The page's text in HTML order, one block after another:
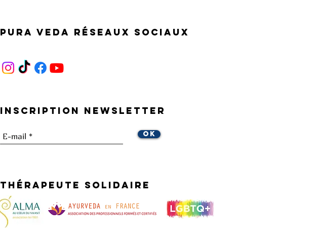
Pura Veda réseaux sociaux
Inscription Newsletter
OK
thérapeute solidaire